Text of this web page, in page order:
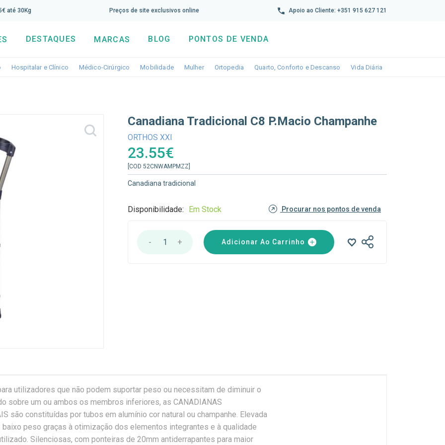
até 30Kg Preços de site exclusivos online Apoio ao Cliente: +351 915 627 121
DESTAQUES MARCAS BLOG PONTOS DE VENDA
Toggle dropdown
Hospitalar e Clínico Toggle dropdown
Médico-Cirúrgico Toggle dropdown
Mobilidade Toggle dropdown
Mulher Toggle dropdown
Ortopedia Toggle dropdown
Quarto, Conforto e Descanso Toggle dropdown
Vida Diária
aqui a nossa newsletter e tenha 5% de desconto direto
Canadiana Tradicional C8 P.macio Champanhe
ORTHOS XXI
23.55€
[COD 52CNWAMPMZZ]
Canadiana tradicional
Disponibilidade: Em Stock Procurar nos pontos de venda
- 1 + Adicionar Ao Carrinho
utilizadores que não podem suportar peso ou necessitam de diminuir o
sobre um ou ambos os membros inferiores, as CANADIANAS
são constituídas por tubos em alumínio cor natural ou champanhe. Elevada
peso graças à otimização dos elementos integrantes e à qualidade
Silenciosas, com ponteiras de 20mm antiderrapantes para maior